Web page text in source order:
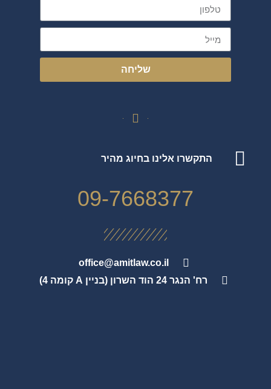
שליחה
התקשרו אלינו בחיוג מהיר
09-7668377
office@amitlaw.co.il
רח' הנגר 24 הוד השרון (בניין A קומה 4)